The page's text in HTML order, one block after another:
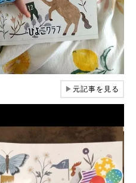
▶元記事を見る